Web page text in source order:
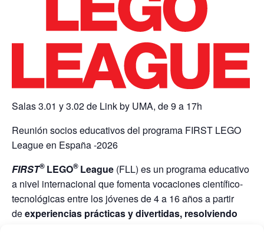
Salas 3.01 y 3.02 de Link by UMA, de 9 a 17h
Reunión socios educativos del programa FIRST LEGO
League en España -2026
FIRST® LEGO® League (FLL) es un programa educativo
a nivel internacional que fomenta vocaciones científico-
tecnológicas entre los jóvenes de 4 a 16 años a partir
deexperiencias prácticas y divertidas, resolviendo